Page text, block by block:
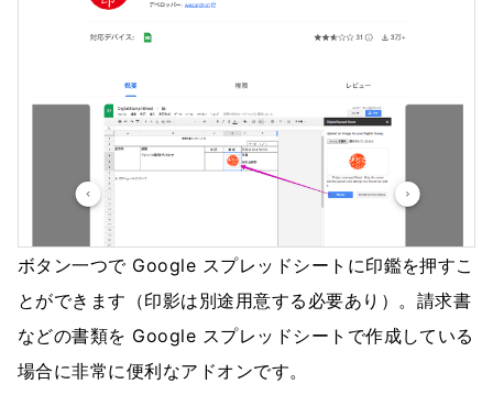
ボタン一つで Google スプレッドシートに印鑑を押すこ
とができます（印影は別途用意する必要あり）。請求書
などの書類を Google スプレッドシートで作成している
場合に非常に便利なアドオンです。